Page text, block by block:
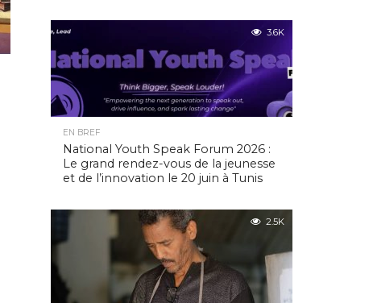
3.6K
EN BREF
National Youth Speak Forum 2026 :
Le grand rendez-vous de la jeunesse
et de l’innovation le 20 juin à Tunis
2.5K